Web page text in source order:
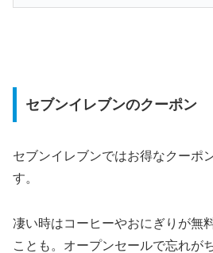
セブンイレブンのクーポン
セブンイレブンではお得なクーポ
す。
凄い時はコーヒーやおにぎりが無
ことも。オープンセールで忘れが